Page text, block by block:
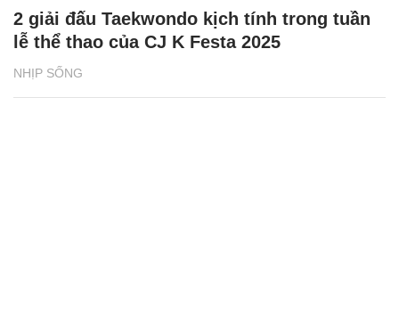
NHỊP SỐNG
2 giải đấu Taekwondo kịch tính trong tuần
lễ thể thao của CJ K Festa 2025